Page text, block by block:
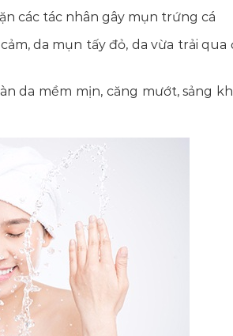
các tác nhân gây mụn trứng cá
da mụn tấy đỏ, da vừa trải qua
da mềm mịn, căng mướt, sảng